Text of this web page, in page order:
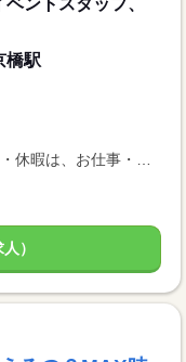
ントスタッフ、
橋駅
ーーーーーーーーーーーーー ◇休日・休暇は、お仕事・勤務場所により異なります！ ◇あなたの働きたいときに勤務が可能♪ 主婦(夫)さんやフリーターさんなど、 休み希望などもお気軽にお伝えくださいね。
）